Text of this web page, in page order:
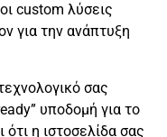
custom λύσεις
για την ανάπτυξη
σας
υποδομή για το
η ιστοσελίδα σας